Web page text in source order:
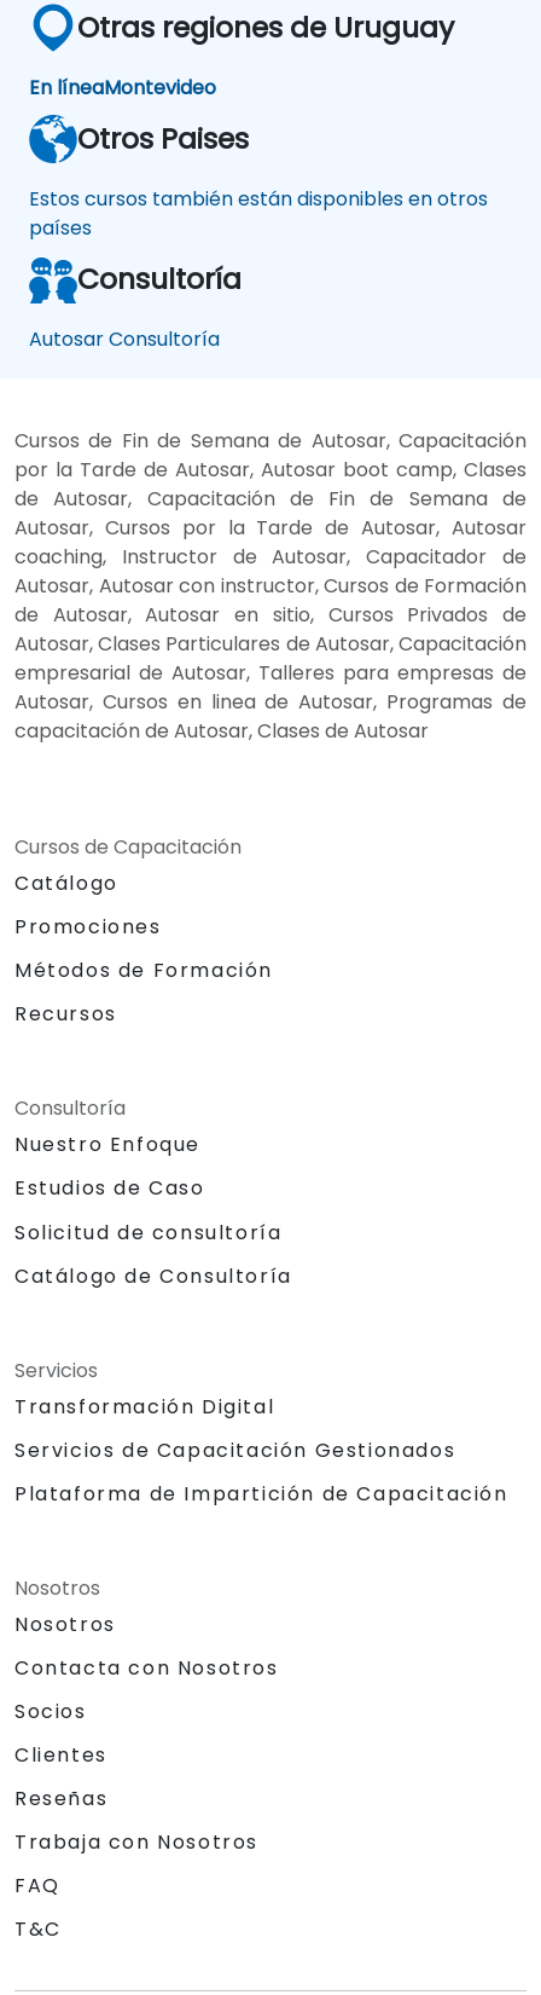
Otras regiones de Uruguay
En líneaMontevideo
Otros Paises
Estos cursos también están disponibles en otros
países
Consultoría
Autosar Consultoría
Cursos de Fin de Semana de Autosar, Capacitación
por la Tarde de Autosar, Autosar boot camp, Clases
de Autosar, Capacitación de Fin de Semana de
Autosar, Cursos por la Tarde de Autosar, Autosar
coaching, Instructor de Autosar, Capacitador de
Autosar, Autosar con instructor, Cursos de Formación
de Autosar, Autosar en sitio, Cursos Privados de
Autosar, Clases Particulares de Autosar, Capacitación
empresarial de Autosar, Talleres para empresas de
Autosar, Cursos en linea de Autosar, Programas de
capacitación de Autosar, Clases de Autosar
Cursos de Capacitación
Catálogo
Promociones
Métodos de Formación
Recursos
Consultoría
Nuestro Enfoque
Estudios de Caso
Solicitud de consultoría
Catálogo de Consultoría
Servicios
Transformación Digital
Servicios de Capacitación Gestionados
Plataforma de Impartición de Capacitación
Nosotros
Nosotros
Contacta con Nosotros
Socios
Clientes
Reseñas
Trabaja con Nosotros
FAQ
T&C